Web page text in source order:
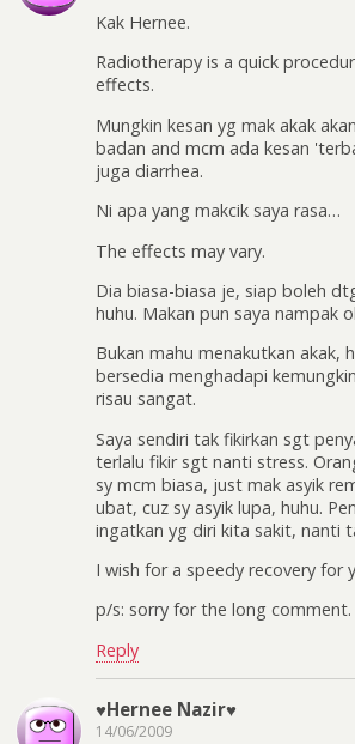
Kak Hernee.
Radiotherapy is a quick
effects.
Mungkin kesan yg mak akak
badan and mcm ada kesan
juga diarrhea.
Ni apa yang makcik saya rasa…
The effects may vary.
Dia biasa-biasa je, siap boleh
huhu. Makan pun saya nampak
Bukan mahu menakutkan akak,
bersedia menghadapi
risau sangat.
Saya sendiri tak fikirkan sgt
terlalu fikir sgt nanti stress.
sy mcm biasa, just mak asyik
ubat, cuz sy asyik lupa, huhu.
ingatkan yg diri kita sakit, nanti
I wish for a speedy recovery for
p/s: sorry for the long comment.
Reply
♥Hernee Nazir♥
14/06/2009